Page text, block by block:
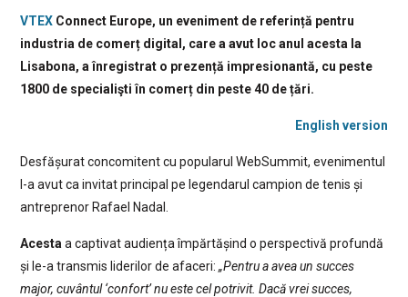
VTEX Connect Europe, un eveniment de referință pentru
industria de comerț digital, care a avut loc anul acesta la
Lisabona, a înregistrat o prezență impresionantă, cu peste
1800 de specialişti în comerț din peste 40 de țări.
English version
Desfășurat concomitent cu popularul WebSummit, evenimentul
l-a avut ca invitat principal pe legendarul campion de tenis și
antreprenor Rafael Nadal.
Acesta a captivat audiența împărtășind o perspectivă profundă
și le-a transmis liderilor de afaceri: „Pentru a avea un succes
major, cuvântul ‘confort’ nu este cel potrivit. Dacă vrei succes,